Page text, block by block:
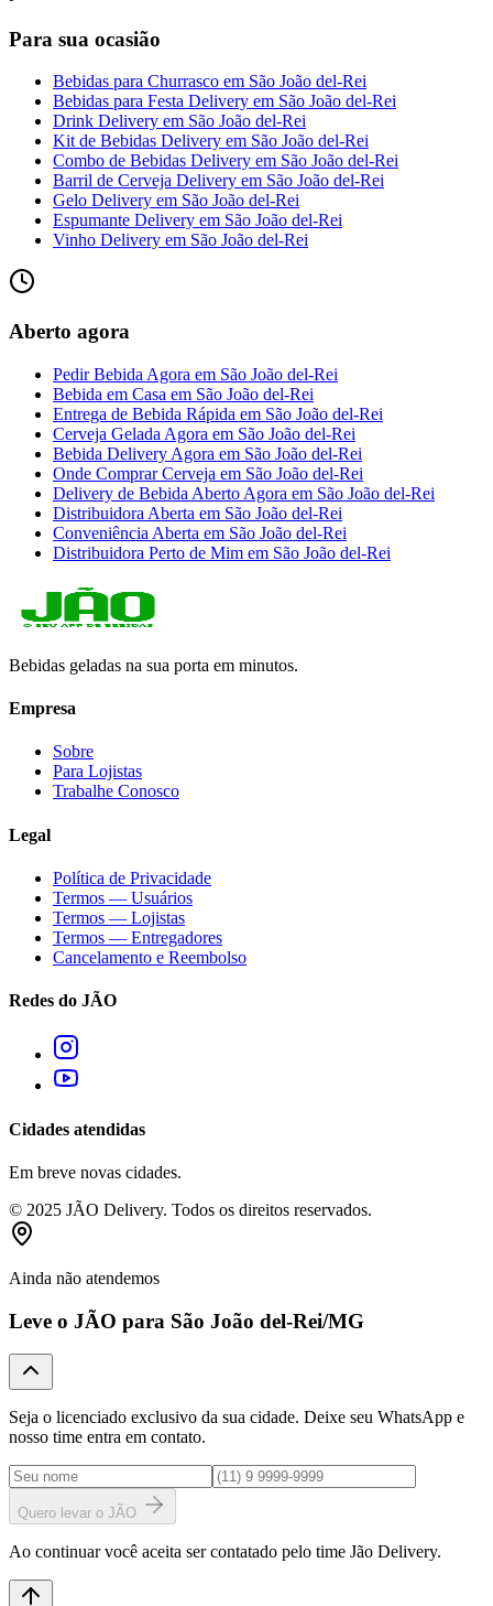
Para sua ocasião
Bebidas para Churrasco em São João del-Rei
Bebidas para Festa Delivery em São João del-Rei
Drink Delivery em São João del-Rei
Kit de Bebidas Delivery em São João del-Rei
Combo de Bebidas Delivery em São João del-Rei
Barril de Cerveja Delivery em São João del-Rei
Gelo Delivery em São João del-Rei
Espumante Delivery em São João del-Rei
Vinho Delivery em São João del-Rei
Aberto agora
Pedir Bebida Agora em São João del-Rei
Bebida em Casa em São João del-Rei
Entrega de Bebida Rápida em São João del-Rei
Cerveja Gelada Agora em São João del-Rei
Bebida Delivery Agora em São João del-Rei
Onde Comprar Cerveja em São João del-Rei
Delivery de Bebida Aberto Agora em São João del-Rei
Distribuidora Aberta em São João del-Rei
Conveniência Aberta em São João del-Rei
Distribuidora Perto de Mim em São João del-Rei
Bebidas geladas na sua porta em minutos.
Empresa
Sobre
Para Lojistas
Trabalhe Conosco
Legal
Política de Privacidade
Termos — Usuários
Termos — Lojistas
Termos — Entregadores
Cancelamento e Reembolso
Redes do JÃO
Cidades atendidas
Em breve novas cidades.
© 2025 JÃO Delivery. Todos os direitos reservados.
Ainda não atendemos
Leve o JÃO para São João del-Rei/MG
Seja o licenciado exclusivo da sua cidade. Deixe seu WhatsApp e
nosso time entra em contato.
Quero levar o JÃO
Ao continuar você aceita ser contatado pelo time Jão Delivery.